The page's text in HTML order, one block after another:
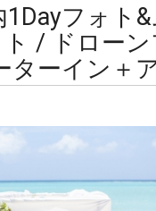
1Dayフォト
/ ドロー
ターイン＋